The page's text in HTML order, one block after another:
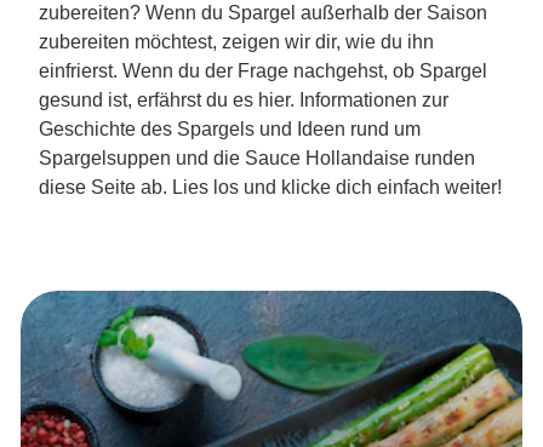
zubereiten? Wenn du Spargel außerhalb der Saison
zubereiten möchtest, zeigen wir dir, wie du ihn
einfrierst. Wenn du der Frage nachgehst, ob Spargel
gesund ist, erfährst du es hier. Informationen zur
Geschichte des Spargels und Ideen rund um
Spargelsuppen und die Sauce Hollandaise runden
diese Seite ab. Lies los und klicke dich einfach weiter!